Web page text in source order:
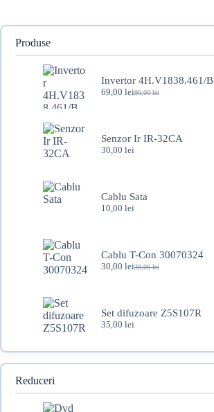
Produse
Invertor 4H.V1838.461/B
90,00lei
Prețul
90,00 lei.
69,00 leiPrețul
Senzor Ir IR-32CA
30,00 lei
Cablu Sata
10,00 lei
Cablu T-Con 30070324
39,00lei
Prețul
39,00 lei.
30,00 leiPrețul
Set difuzoare Z5S107R
35,00 lei
Reduceri